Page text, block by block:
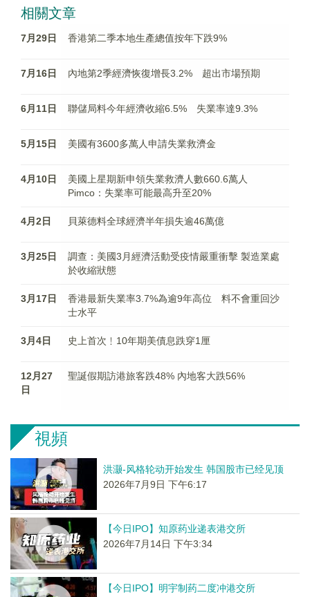
相關文章
7月29日 香港第二季本地生產總值按年下跌9%
7月16日 內地第2季經濟恢復增長3.2% 超出市場預期
6月11日 聯儲局料今年經濟收縮6.5% 失業率達9.3%
5月15日 美國有3600多萬人申請失業救濟金
4月10日
美國上星期新申領失業救濟人數660.6萬人
Pimco：失業率可能最高升至20%
4月2日 貝萊德料全球經濟半年損失逾46萬億
3月25日
調查：美國3月經濟活動受疫情嚴重衝擊 製造業處
於收縮狀態
3月17日
香港最新失業率3.7%為逾9年高位 料不會重回沙
士水平
3月4日 史上首次﹗10年期美債息跌穿1厘
12月27
日
聖誕假期訪港旅客跌48% 內地客大跌56%
視頻
洪灏-风格轮动开始发生 韩国股市已经见顶
2026年7月9日 下午6:17
【今日IPO】知原药业递表港交所
2026年7月14日 下午3:34
【今日IPO】明宇制药二度冲港交所